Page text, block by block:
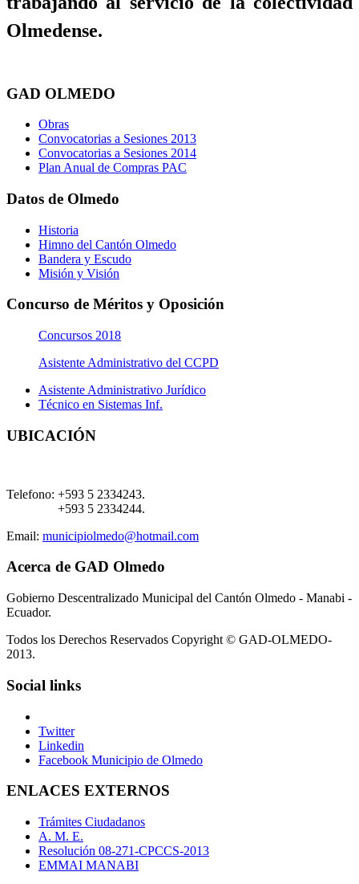
Olmedense.
GAD OLMEDO
Obras
Convocatorias a Sesiones 2013
Convocatorias a Sesiones 2014
Plan Anual de Compras PAC
Datos de Olmedo
Historia
Himno del Cantón Olmedo
Bandera y Escudo
Misión y Visión
Concurso de Méritos y Oposición
Concursos 2018
Asistente Administrativo del CCPD
Asistente Administrativo Jurídico
Técnico en Sistemas Inf.
UBICACIÓN
Telefono: +593 5 2334243.
+593 5 2334244.
Email: municipiolmedo@hotmail.com
Acerca de GAD Olmedo
Gobierno Descentralizado Municipal del Cantón Olmedo - Manabi -
Ecuador.
Todos los Derechos Reservados Copyright © GAD-OLMEDO-
2013.
Social links
Twitter
Linkedin
Facebook Municipio de Olmedo
ENLACES EXTERNOS
Trámites Ciudadanos
A. M. E.
Resolución 08-271-CPCCS-2013
EMMAI MANABI